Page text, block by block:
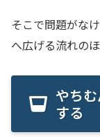
そこで問題がな
へ広げる流れの
やち
する